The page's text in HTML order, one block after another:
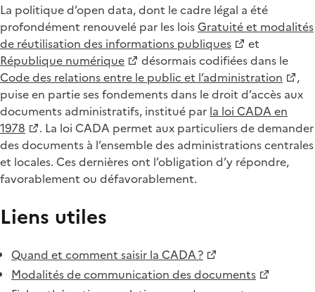
La politique d’open data, dont le cadre légal a été
profondément renouvelé par les loisGratuité et modalités
de réutilisation des informations publiques
et
République numérique
désormais codifiées dans le
Code des relations entre le public et l’administration
,
puise en partie ses fondements dans le droit d’accès aux
documents administratifs, institué par la loi CADA en
1978
. La loi CADA permet aux particuliers de demander
des documents à l’ensemble des administrations centrales
et locales. Ces dernières ont l’obligation d’y répondre,
favorablement ou défavorablement.
Liens utiles
Quand et comment saisir la CADA ?
Modalités de communication des documents